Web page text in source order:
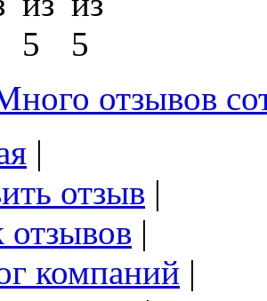
отзывов
|
отзыв |
|
компаний |